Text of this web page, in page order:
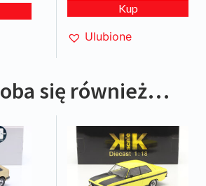
Kup
Ulubione
się również…